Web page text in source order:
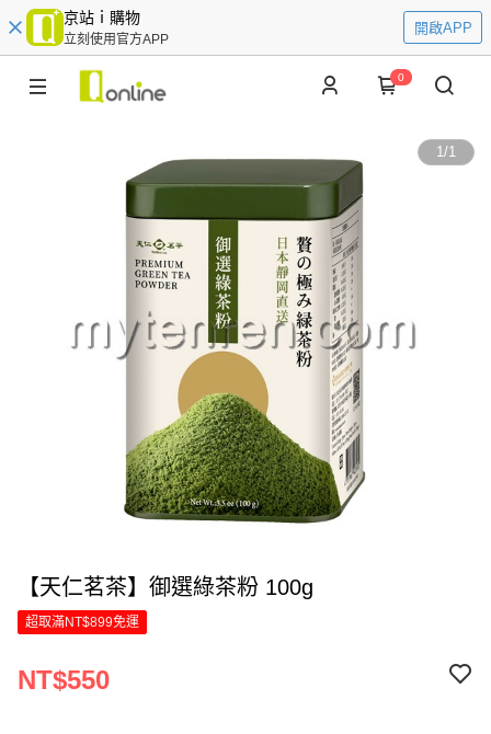
京站ｉ購物
立刻使用官方APP
開啟APP
0
1/1
【天仁茗茶】御選綠茶粉 100g
超取滿NT$899免運
NT$550